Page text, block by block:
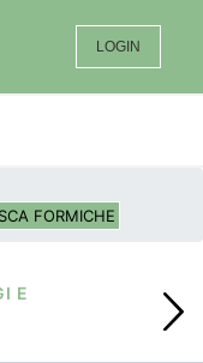
LOGIN
FORMICHE
E